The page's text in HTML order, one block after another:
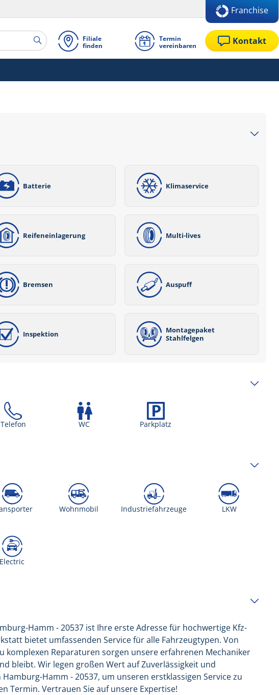
Franchise
Filiale
finden
Termin
vereinbaren
Kontakt
Batterie Klimaservice
Reifeneinlagerung Multi-lives
Bremsen Auspuff
Inspektion
Montagepaket
Stahlfelgen
Telefon WC Parkplatz
Wohnmobil Industriefahrzeuge LKW
Electric
Hamm - 20537 ist Ihre erste Adresse für hochwertige Kfz-
bietet umfassenden Service für alle Fahrzeugtypen. Von
komplexen Reparaturen sorgen unsere erfahrenen Mechaniker
bleibt. Wir legen großen Wert auf Zuverlässigkeit und
Hamm - 20537, um unseren erstklassigen Service zu
Termin. Vertrauen Sie auf unsere Expertise!